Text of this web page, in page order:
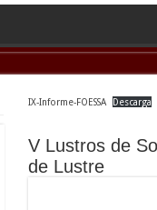
IX-Informe-FOESSA Descarga
V Lustros de
de Lustre